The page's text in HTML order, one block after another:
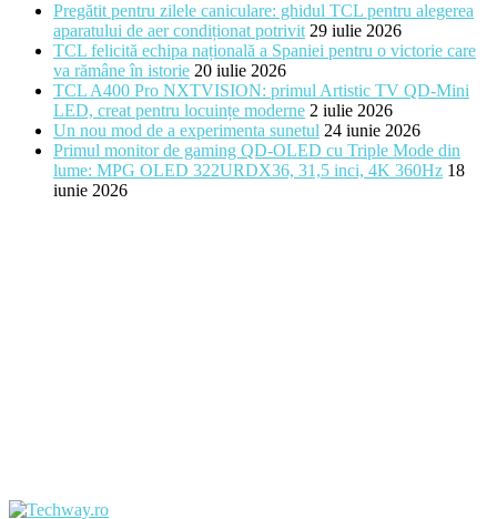
Pregătit pentru zilele caniculare: ghidul TCL pentru alegerea
aparatului de aer condiționat potrivit 29 iulie 2026
TCL felicită echipa națională a Spaniei pentru o victorie care
va rămâne în istorie 20 iulie 2026
TCL A400 Pro NXTVISION: primul Artistic TV QD-Mini
LED, creat pentru locuințe moderne 2 iulie 2026
Un nou mod de a experimenta sunetul 24 iunie 2026
Primul monitor de gaming QD-OLED cu Triple Mode din
lume: MPG OLED 322URDX36, 31,5 inci, 4K 360Hz 18
iunie 2026